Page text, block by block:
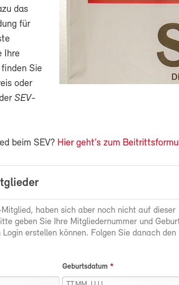
das
für
Ihre
Sie
oder
SEV-
beim SEV? Hier geht’s zum
haben sich aber noch nicht auf dieser
geben Sie Ihre Mitgliedernummer und
erstellen können. Folgen Sie danach den
Geburtsdatum